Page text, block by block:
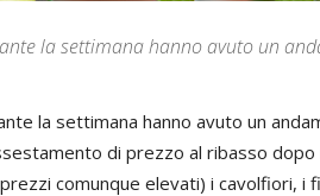
la settimana hanno avuto un
la settimana hanno avuto un
di prezzo al ribasso
comunque elevati) i cavolfiori, i